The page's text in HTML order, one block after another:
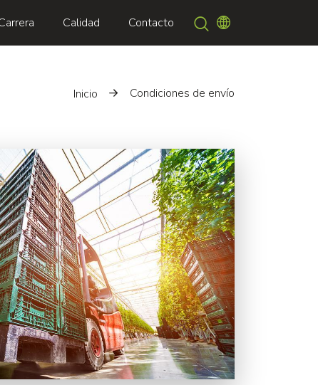
Buscar
Calidad Contacto
Inicio Condiciones de envío